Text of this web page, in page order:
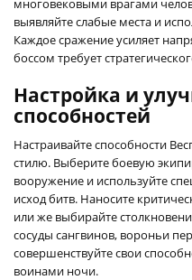
многовековыми врагами
выявляйте слабые места и
Каждое сражение усиляет
боссом требует
Настройка и
способностей
Настраивайте способности
стилю. Выберите боевую
вооружение и используйте
исход битв. Наносите
или же выбирайте
сосуды сангвинов, вороньи
совершенствуйте свои
воинами ночи.